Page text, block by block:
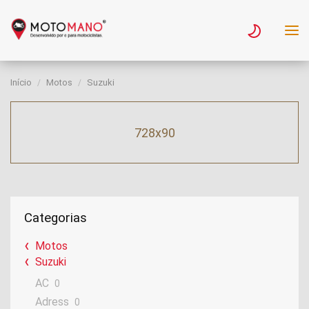
Início Motos Suzuki
728x90
Categorias
Motos
Suzuki
AC
0
Adress 0